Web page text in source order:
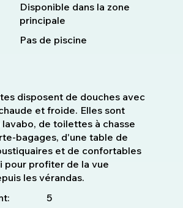
Disponible dans la zone
principale
Pas de piscine
disposent de douches avec
et froide. Elles sont
de toilettes à chasse
bagages, d'une table de
et de confortables
pour profiter de la vue
les vérandas.
5